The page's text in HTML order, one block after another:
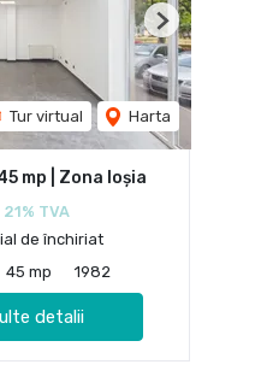
Tur virtual Harta
Next
mp | Zona Ioșia
21% TVA
de închiriat
45 mp 1982
detalii